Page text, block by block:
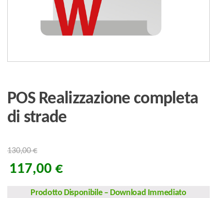
POS Realizzazione completa
di strade
130,00€
117,00 €
Prodotto Disponibile – Download Immediato